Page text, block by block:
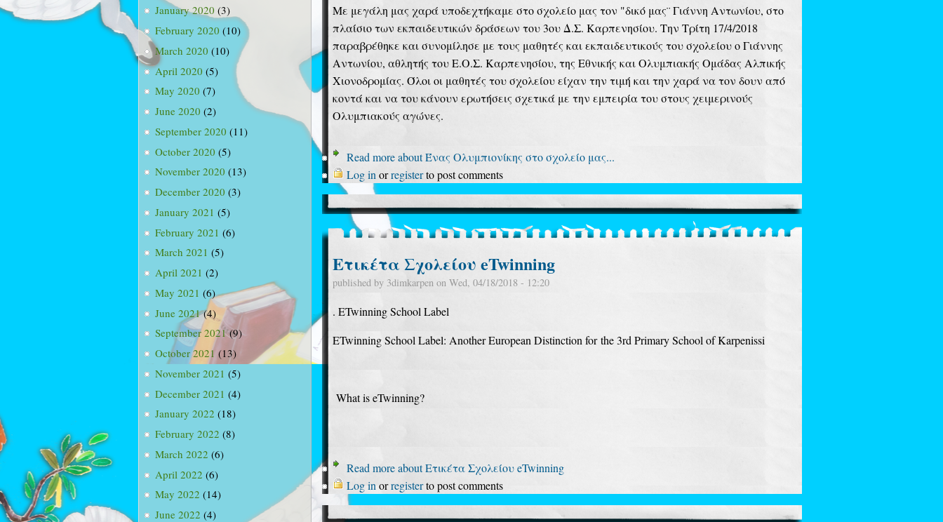
January 2020 (3)
February 2020 (10)
March 2020 (10)
April 2020 (5)
May 2020 (7)
June 2020 (2)
September 2020 (11)
October 2020 (5)
November 2020 (13)
December 2020 (3)
January 2021 (5)
February 2021 (6)
March 2021 (5)
April 2021 (2)
May 2021 (6)
June 2021(4)
September 2021(9)
October 2021 (13)
November 2021 (5)
December 2021 (4)
January 2022 (18)
February 2022 (8)
March 2022 (6)
April 2022 (6)
May 2022 (14)
June 2022 (4)
Με μεγάλη μας χαρά υποδεχτήκαμε στο σχολείο μας τον "δικό μας¨ Γιάννη Αντωνίου, στο
πλαίσιο των εκπαιδευτικών δράσεων του 3ου Δ.Σ. Καρπενησίου. Την Τρίτη 17/4/2018
παραβρέθηκε και συνομίλησε με τους μαθητές και εκπαιδευτικούς του σχολείου ο Γιάννης
Αντωνίου, αθλητής του Ε.Ο.Σ. Καρπενησίου, της Εθνικής και Ολυμπιακής Ομάδας Αλπικής
Χιονοδρομίας. Όλοι οι μαθητές του σχολείου είχαν την τιμή και την χαρά να τον δουν από
κοντά και να του κάνουν ερωτήσεις σχετικά με την εμπειρία του στους χειμερινούς
Ολυμπιακούς αγώνες.
Read moreabout Ένας Ολυμπιονίκης στο σχολείο μας...
Log in orregisterto post comments
Ετικέτα Σχολείου eTwinning
published by 3dimkarpen on Wed, 04/18/2018 - 12:20
. ETwinning School Label
ETwinning School Label: Another European Distinction for the 3rd Primary School of Karpenissi
What is eTwinning?
Read moreabout Ετικέτα Σχολείου eTwinning
Log in orregisterto post comments